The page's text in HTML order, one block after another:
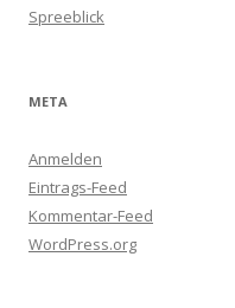
Spreeblick
META
Anmelden
Eintrags-Feed
Kommentar-Feed
WordPress.org